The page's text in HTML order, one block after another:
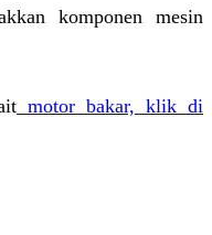
komponen mesin
motor bakar, klik di